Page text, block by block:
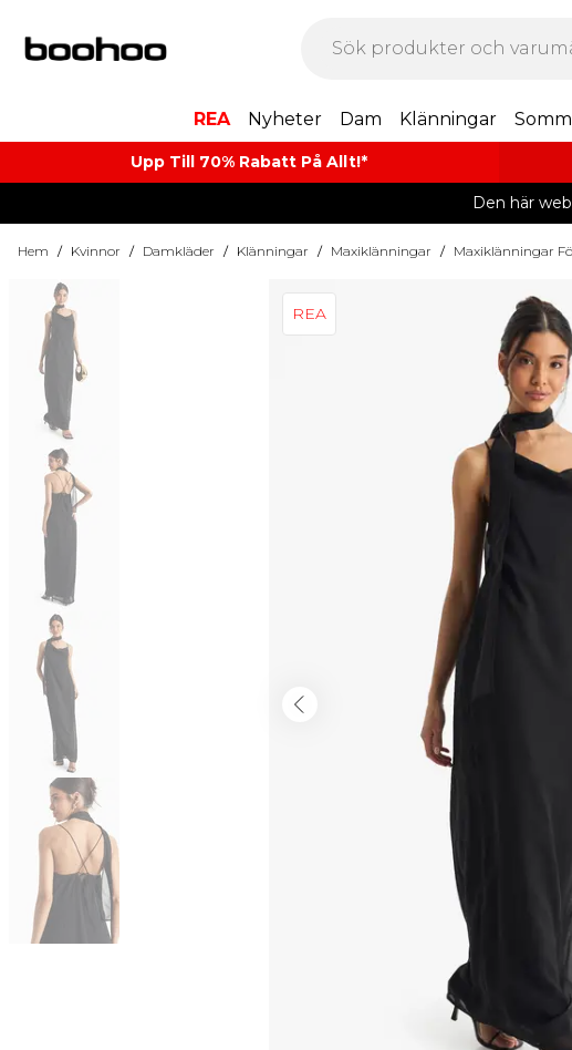
REA Nyheter Dam Klänningar
Upp Till 70% Rabatt På Allt!*
Den här
Hem / Kvinnor / Damkläder / Klänningar / Maxiklänningar / Maxiklänningar
REA